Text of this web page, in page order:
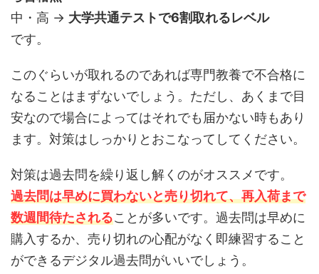
中・高 → 大学共通テストで6割取れるレベル
です。
このぐらいが取れるのであれば専門教養で不合格に
なることはまずないでしょう。ただし、あくまで目
安なので場合によってはそれでも届かない時もあり
ます。対策はしっかりとおこなってしてください。
対策は過去問を繰り返し解くのがオススメです。
過去問は早めに買わないと売り切れて、再入荷まで
数週間待たされることが多いです。過去問は早めに
購入するか、売り切れの心配がなく即練習すること
ができるデジタル過去問がいいでしょう。